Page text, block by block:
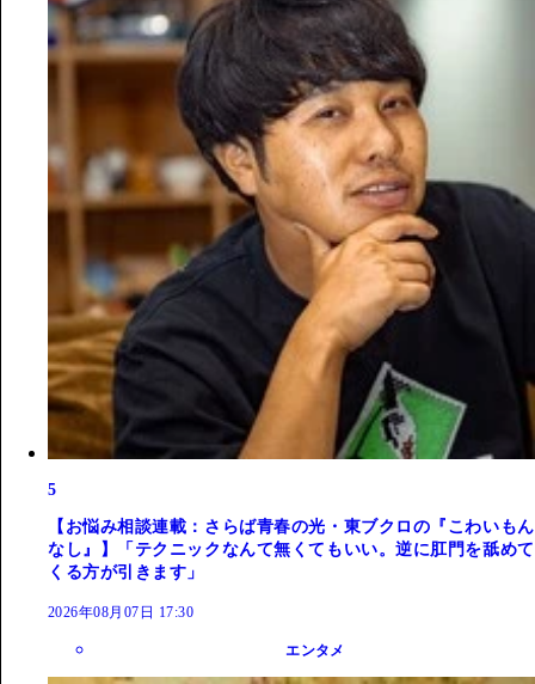
5
【お悩み相談連載：さらば青春の光・東ブクロの『こわいもん
なし』】「テクニックなんて無くてもいい。逆に肛門を舐めて
くる方が引きます」
2026年08月07日 17:30
エンタメ